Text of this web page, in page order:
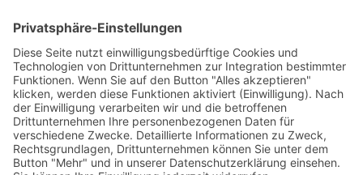
0 42 31 - 970 661
Zahlungsmöglichkeiten:Rechnung, Vorkasse